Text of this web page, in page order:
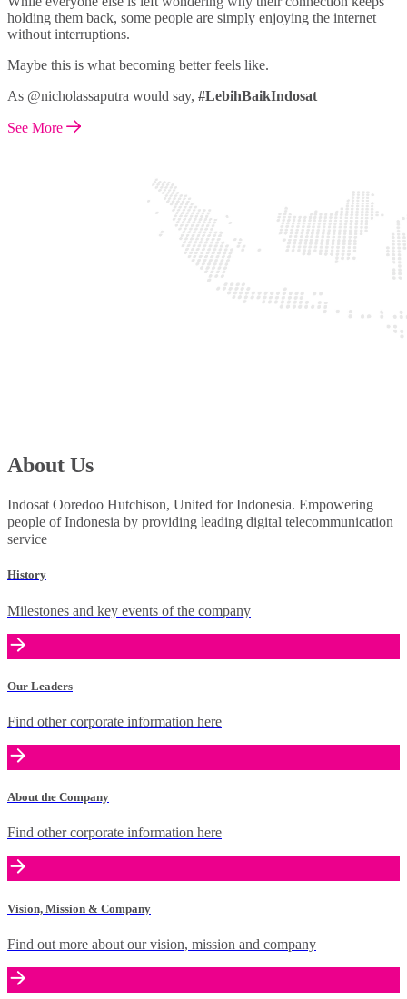
holding them back, some people are simply enjoying the internet
without interruptions.
Maybe this is what becoming better feels like.
As @nicholassaputra would say, #LebihBaikIndosat
See More
About Us
Indosat Ooredoo Hutchison, United for Indonesia. Empowering
people of Indonesia by providing leading digital telecommunication
service
History
Milestones and key events of the company
Our Leaders
Find other corporate information here
About the Company
Find other corporate information here
Vision, Mission & Company
Find out more about our vision, mission and company